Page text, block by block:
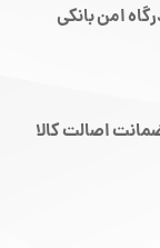
امن بانکی
اصالت کالا